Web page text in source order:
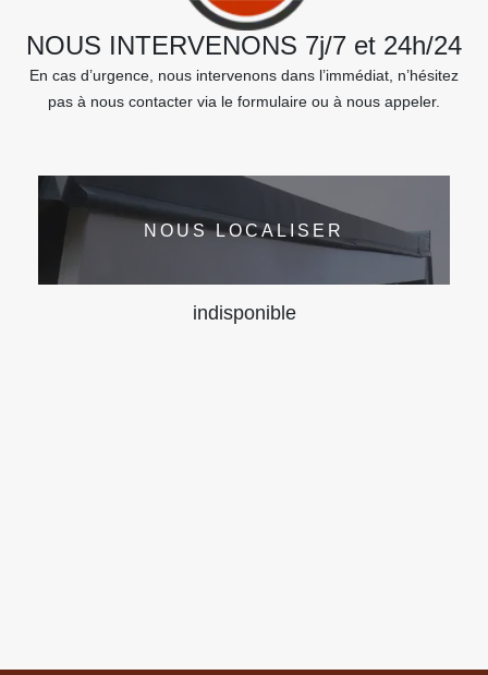
NOUS INTERVENONS 7j/7 et 24h/24
En cas d’urgence, nous intervenons dans l’immédiat, n’hésitez
pas à nous contacter via le formulaire ou à nous appeler.
NOUS LOCALISER
indisponible